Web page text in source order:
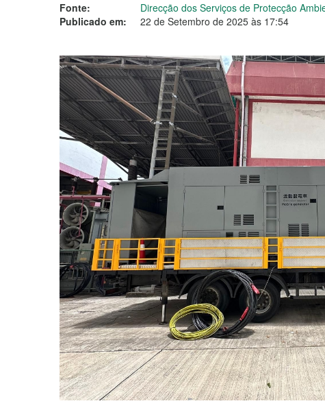
Fonte:
Direcção dos Serviços de Protecção
Publicado em:
22 de Setembro de 2025 às 17:54